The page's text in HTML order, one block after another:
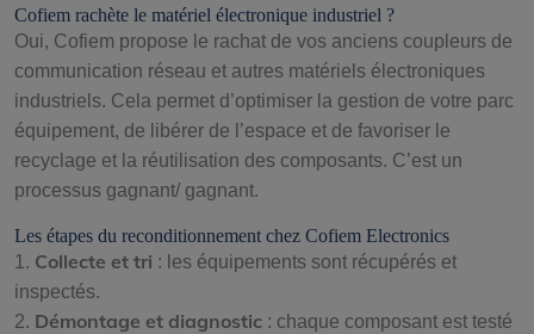
Cofiem rachète le matériel électronique industriel ?
Oui, Cofiem propose le rachat de vos anciens coupleurs de
communication réseau et autres matériels électroniques
industriels. Cela permet d’optimiser la gestion de votre parc
équipement, de libérer de l’espace et de favoriser le
recyclage et la réutilisation des composants. C’est un
processus gagnant/ gagnant.
Les étapes du reconditionnement chez Cofiem Electronics
1. Collecte et tri : les équipements sont récupérés et
inspectés.
2. Démontage et diagnostic : chaque composant est testé